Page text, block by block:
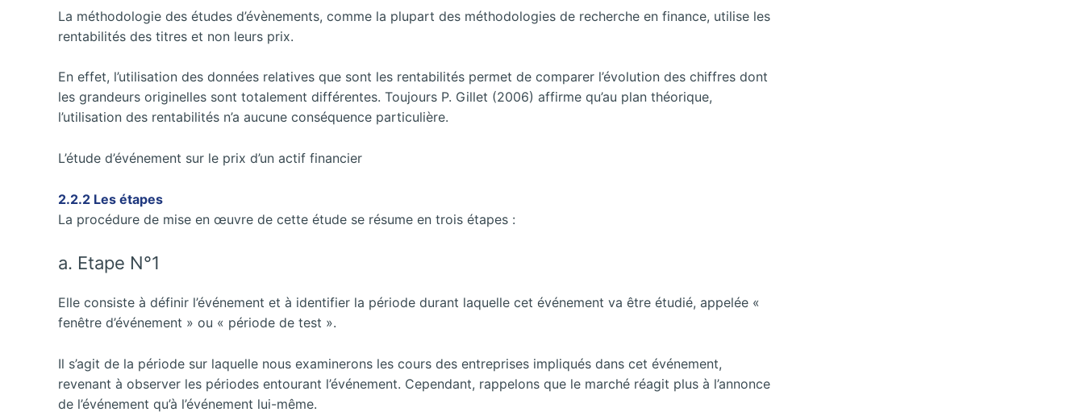
La méthodologie des études d’évènements, comme la plupart des méthodologies de recherche en finance, utilise les
rentabilités des titres et non leurs prix.
En effet, l’utilisation des données relatives que sont les rentabilités permet de comparer l’évolution des chiffres dont
les grandeurs originelles sont totalement différentes. Toujours P. Gillet (2006) affirme qu’au plan théorique,
l’utilisation des rentabilités n’a aucune conséquence particulière.
L’étude d’événement sur le prix d’un actif financier
2.2.2 Les étapes
La procédure de mise en œuvre de cette étude se résume en trois étapes :
a. Etape N°1
Elle consiste à définir l’événement et à identifier la période durant laquelle cet événement va être étudié, appelée «
fenêtre d’événement » ou « période de test ».
Il s’agit de la période sur laquelle nous examinerons les cours des entreprises impliqués dans cet événement,
revenant à observer les périodes entourant l’événement. Cependant, rappelons que le marché réagit plus à l’annonce
de l’événement qu’à l’événement lui-même.